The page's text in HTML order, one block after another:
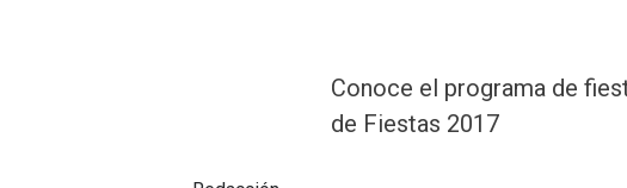
Conoce el programa de
de Fiestas 2017